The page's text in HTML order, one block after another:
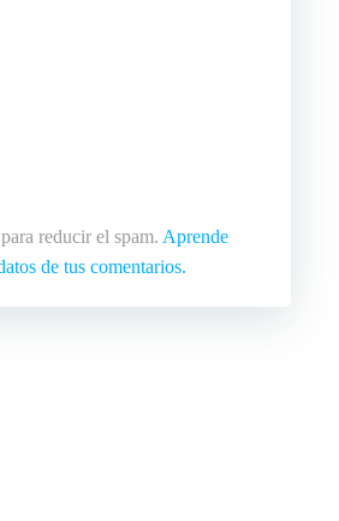
reducir el spam. Aprende
de tus comentarios.